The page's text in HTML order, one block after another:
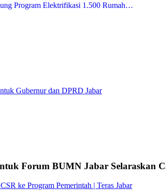
Program Elektrifikasi 1.500 Rumah…
Gubernur dan DPRD Jabar
Forum BUMN Jabar Selaraskan
ke Program Pemerintah | Teras Jabar